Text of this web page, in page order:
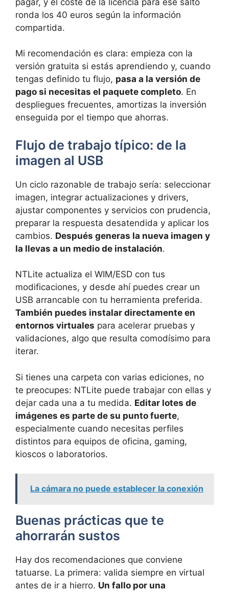
ronda los 40 euros según la información
compartida.
Mi recomendación es clara: empieza con la
versión gratuita si estás aprendiendo y, cuando
tengas definido tu flujo, pasa a la versión de
pago si necesitas el paquete completo. En
despliegues frecuentes, amortizas la inversión
enseguida por el tiempo que ahorras.
Flujo de trabajo típico: de la
imagen al USB
Un ciclo razonable de trabajo sería: seleccionar
imagen, integrar actualizaciones y drivers,
ajustar componentes y servicios con prudencia,
preparar la respuesta desatendida y aplicar los
cambios. Después generas la nueva imagen y
la llevas a un medio de instalación.
NTLite actualiza el WIM/ESD con tus
modificaciones, y desde ahí puedes crear un
USB arrancable con tu herramienta preferida.
También puedes instalar directamente en
entornos virtuales para acelerar pruebas y
validaciones, algo que resulta comodísimo para
iterar.
Si tienes una carpeta con varias ediciones, no
te preocupes: NTLite puede trabajar con ellas y
dejar cada una a tu medida. Editar lotes de
imágenes es parte de su punto fuerte,
especialmente cuando necesitas perfiles
distintos para equipos de oficina, gaming,
kioscos o laboratorios.
La cámara no puede establecer la conexión
Buenas prácticas que te
ahorrarán sustos
Hay dos recomendaciones que conviene
tatuarse. La primera: valida siempre en virtual
antes de ir a hierro. Un fallo por una